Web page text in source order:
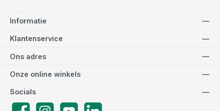
Informatie
Klantenservice
Ons adres
Socials
Onze online winkels